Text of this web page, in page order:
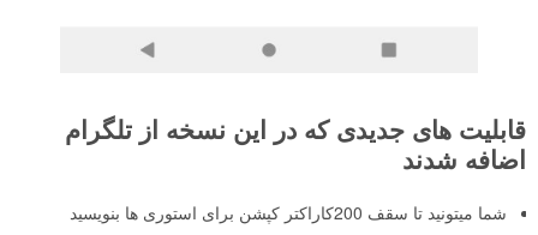
قابلیت های جدیدی که در این نسخه از تلگرام
اضافه شدند
شما میتونید تا سقف 200کاراکتر کپشن برای استوری ها بنویسید